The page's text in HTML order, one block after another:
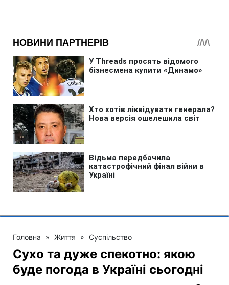
Головна » Життя » Суспільство
Сухо та дуже спекотно: якою
буде погода в Україні сьогодні